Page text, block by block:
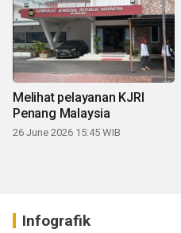
Melihat pelayanan KJRI
Penang Malaysia
26 June 2026 15:45 WIB
Infografik